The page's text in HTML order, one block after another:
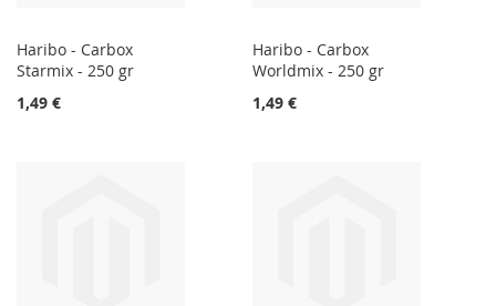
Haribo - Carbox
Starmix - 250 gr
1,49 €
Haribo - Carbox
Worldmix - 250 gr
1,49 €